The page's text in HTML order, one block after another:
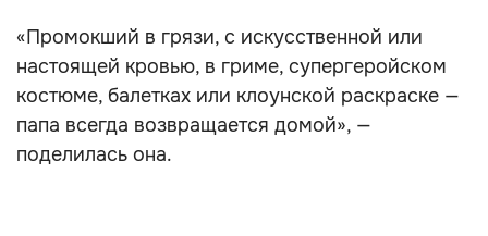
«Промокший в грязи, с искусственной или
настоящей кровью, в гриме, супергеройском
костюме, балетках или клоунской раскраске —
папа всегда возвращается домой», —
поделилась она.